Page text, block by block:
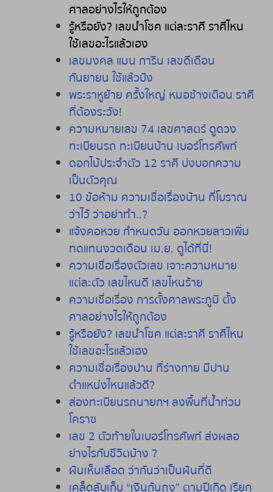
ศาลอย่างไรให้ถูกต้อง
รู้หรือยัง? เลขนำโชค แต่ละราศี ราศีไหน
ใช้เลขอะไรแล้วเฮง
เลขมงคล แมน การิน เลขดีเดือน
กันยายน ใช้แล้วปัง
พระราหูย้าย ครั้งใหญ่ หมอช้างเตือน ราศี
ที่ต้องระวัง!
ความหมายเลข 74 เลขศาสตร์ ดูดวง
ทะเบียนรถ ทะเบียนบ้าน เบอร์โทรศัพท์
ดอกไม้ประจำตัว 12 ราศี บ่งบอกความ
เป็นตัวคุณ
10 ข้อห้าม ความเชื่อเรื่องบ้าน ที่โบราณ
ว่าไว้ ว่าอย่าทำ..?
แจ้งคอหวย กำหนดวัน ออกหวยลาวเพิ่ม
ทดแทนงวดเดือน เม.ย. ดูได้ที่นี่!
ความเชื่อเรื่องตัวเลข เจาะความหมาย
แต่ละตัว เลขไหนดี เลขไหนร้าย
ความเชื่อเรื่อง การตั้งศาลพระภูมิ ตั้ง
ศาลอย่างไรให้ถูกต้อง
รู้หรือยัง? เลขนำโชค แต่ละราศี ราศีไหน
ใช้เลขอะไรแล้วเฮง
ความเชื่อเรื่องปาน ที่ร่างกาย มีปาน
ตำแหน่งไหนแล้วดี?
ส่องทะเบียนรถนายกฯ ลงพื้นที่น้ำท่วม
โคราช
เลข 2 ตัวท้ายในเบอร์โทรศัพท์ ส่งผลอ
ย่างไรกับชีวิตบ้าง ?
ฝันเห็นเลือด ว่ากันว่าเป็นฝันที่ดี
เคล็ดลับเก็บ “เงินก้นถุง” ตามปีเกิด เรียก